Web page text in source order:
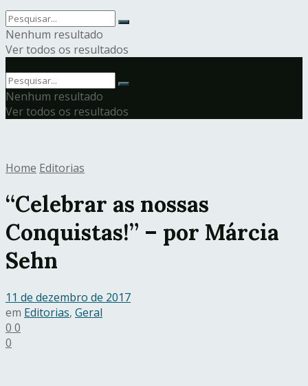
Nenhum resultado
Ver todos os resultados
Nenhum resultado
Ver todos os resultados
Home Editorias
“Celebrar as nossas
Conquistas!” – por Márcia
Sehn
11 de dezembro de 2017
em Editorias, Geral
0 0
0